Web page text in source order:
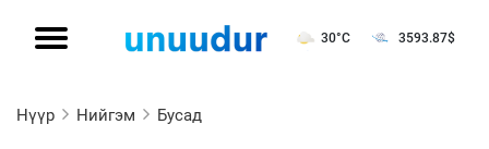
30°C 3593.87$
Нүүр Нийгэм Бусад